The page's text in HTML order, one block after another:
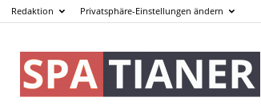
Redaktion Privatsphäre-Einstellungen ändern